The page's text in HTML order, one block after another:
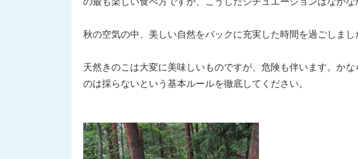
秋の空気の中、美しい自然をバックに充実した時間を過ごしまし
天然きのこは大変に美味しいものですが、危険も伴います。か
のは採らないという基本ルールを徹底してください。